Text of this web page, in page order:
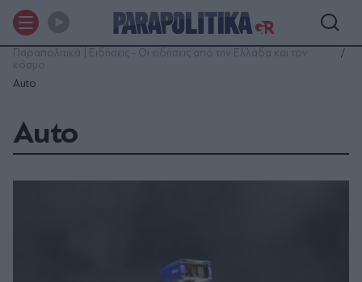
Παραπολιτικά | Ειδήσεις - Οι ειδήσεις από την Ελλάδα και τον
κόσμο
Auto
Auto